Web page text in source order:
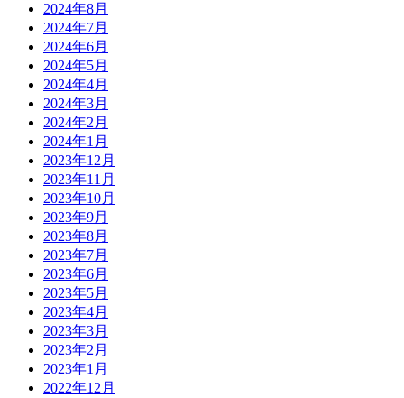
2024年8月
2024年7月
2024年6月
2024年5月
2024年4月
2024年3月
2024年2月
2024年1月
2023年12月
2023年11月
2023年10月
2023年9月
2023年8月
2023年7月
2023年6月
2023年5月
2023年4月
2023年3月
2023年2月
2023年1月
2022年12月